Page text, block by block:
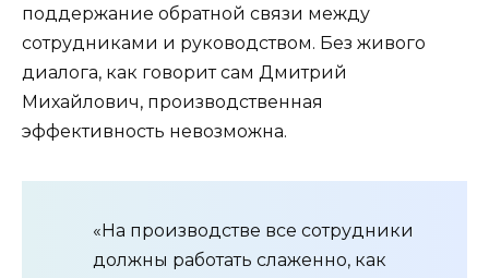
поддержание обратной связи между
сотрудниками и руководством. Без живого
диалога, как говорит сам Дмитрий
Михайлович, производственная
эффективность невозможна.
«На производстве все сотрудники
должны работать слаженно, как